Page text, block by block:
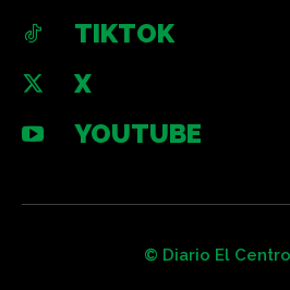
TIKTOK
X
YOUTUBE
© Diario El